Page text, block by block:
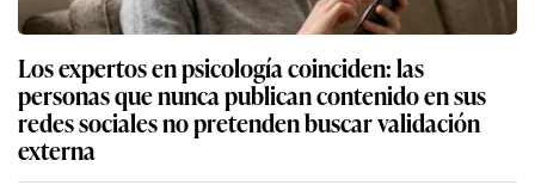
Los expertos en psicología coinciden: las
personas que nunca publican contenido en sus
redes sociales no pretenden buscar validación
externa